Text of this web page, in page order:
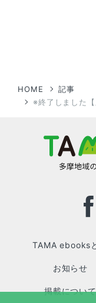
HOME
記事
※終了しました
TAMA ebooks
お知らせ
掲載につい